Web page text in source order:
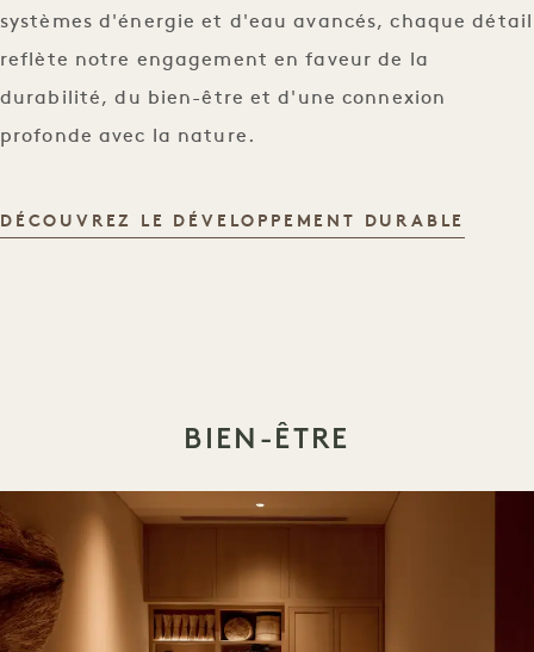
systèmes d'énergie et d'eau avancés, chaque détail
reflète notre engagement en faveur de la
durabilité, du bien-être et d'une connexion
profonde avec la nature.
DÉCOUVREZ LE DÉVELOPPEMENT DURABLE
BIEN-ÊTRE